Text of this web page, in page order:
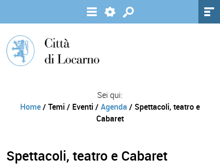
Sei qui:
Home/ Temi / Eventi / Agenda / Spettacoli, teatro e
Cabaret
Spettacoli, teatro e Cabaret